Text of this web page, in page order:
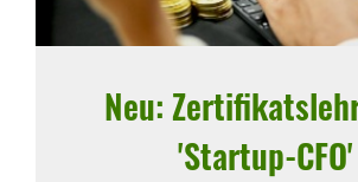
Neu:
'Startup-CFO'